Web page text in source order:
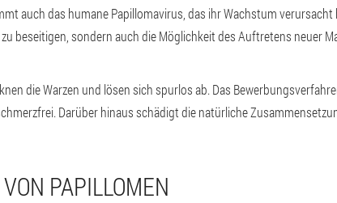
auch das humane Papillomavirus, das ihr Wachstum
beseitigen, sondern auch die Möglichkeit des Auftretens neuer
die Warzen und lösen sich spurlos ab. Das
Darüber hinaus schädigt die natürliche
PAPILLOMEN